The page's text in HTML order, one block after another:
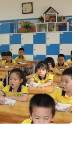
10:29
phương tiện
loạt ôtô thủng
tốc Bắc-Nam
10:03